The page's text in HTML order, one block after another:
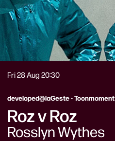
Roz v Roz
Rosslyn Wythes
developed@laGeste - Toonmoment
Fri 28 Aug20:30